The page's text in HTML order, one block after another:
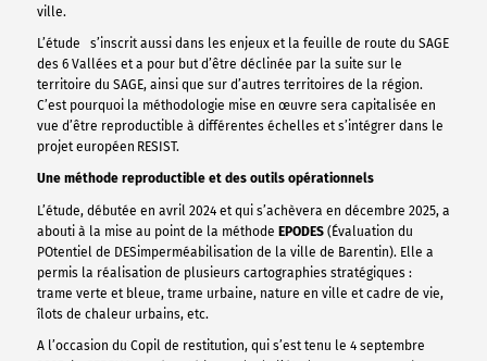
ville.
L’étude s’inscrit aussi dans les enjeux et la feuille de route du SAGE
des 6 Vallées et a pour but d’être déclinée par la suite sur le
territoire du SAGE, ainsi que sur d’autres territoires de la région.
C’est pourquoi la méthodologie mise en œuvre sera capitalisée en
vue d’être reproductible à différentes échelles et s’intégrer dans le
projet européen RESIST.
Une méthode reproductible et des outils opérationnels
L’étude, débutée en avril 2024 et qui s’achèvera en décembre 2025, a
abouti à la mise au point de la méthode EPODES(Évaluation du
POtentiel de DESimperméabilisation de la ville de Barentin). Elle a
permis la réalisation de plusieurs cartographies stratégiques :
trame verte et bleue, trame urbaine, nature en ville et cadre de vie,
îlots de chaleur urbains, etc.
A l’occasion du Copil de restitution, qui s’est tenu le 4 septembre